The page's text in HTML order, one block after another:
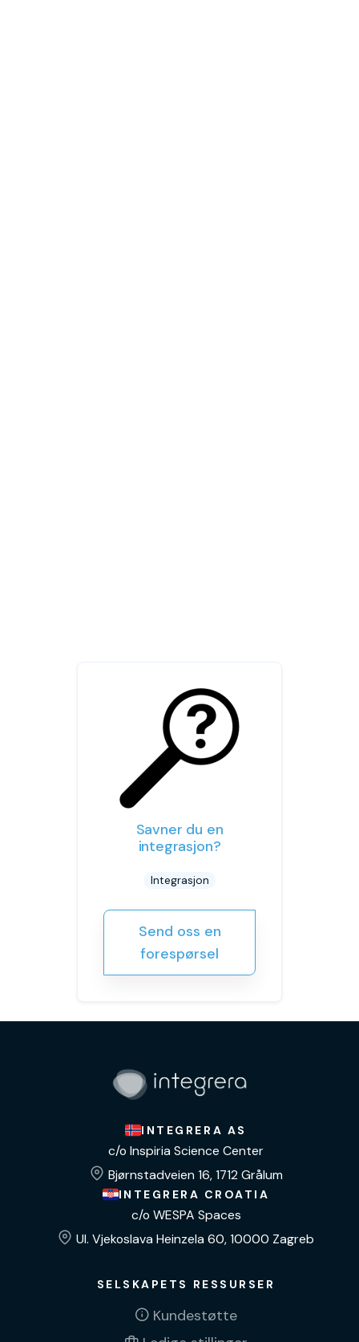
Savner du en
integrasjon?
Integrasjon
Send oss en
forespørsel
INTEGRERA AS
c/o Inspiria Science Center
Bjørnstadveien 16, 1712 Grålum
INTEGRERA CROATIA
c/o WESPA Spaces
Ul. Vjekoslava Heinzela 60, 10000 Zagreb
SELSKAPETS RESSURSER
Kundestøtte